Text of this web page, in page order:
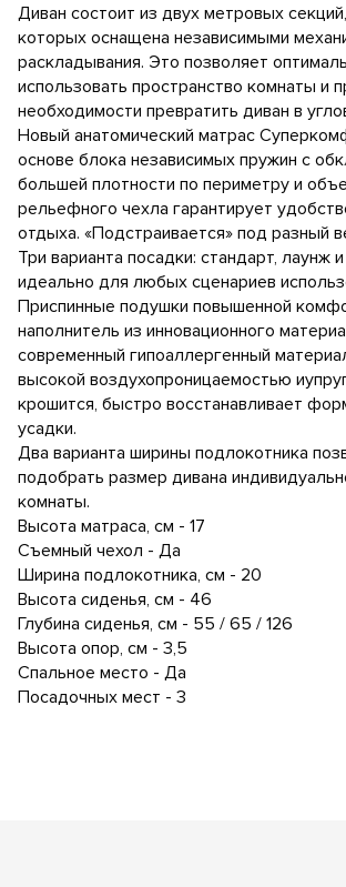
Диван состоит из двух метровых
которых оснащена независимыми
раскладывания. Это позволяет
использовать пространство комнаты и
необходимости превратить диван в
Новый анатомический матрас
основе блока независимых пружин с
большей плотности по периметру и
рельефного чехла гарантирует
отдыха. «Подстраивается» под разный
Три варианта посадки: стандарт, лаунж
идеально для любых сценариев
Приспинные подушки повышенной
наполнитель из инновационного
современный гипоаллергенный
высокой воздухопроницаемостью
крошится, быстро восстанавливает
усадки.
Два варианта ширины подлокотника
подобрать размер дивана
комнаты.
Высота матраса, см - 17
Съемный чехол - Да
Ширина подлокотника, см - 20
Высота сиденья, см - 46
Глубина сиденья, см - 55 / 65 / 126
Высота опор, см - 3,5
Спальное место - Да
Посадочных мест - 3